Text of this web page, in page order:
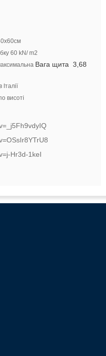
60 kN/ m2
Вага щита 3,68
висоті
Hr3d-1keI